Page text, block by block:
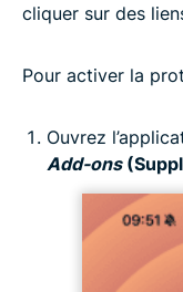
cliquer sur des
Pour activer la
Ouvrez
Add-ons